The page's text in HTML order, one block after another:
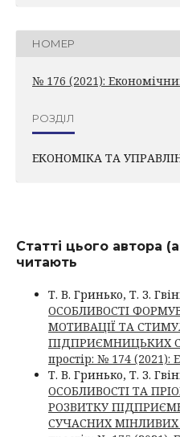
НОМЕР
№ 176 (2021):
РОЗДІЛ
ЕКОНОМІКА ТА
Статті цього автора
читають
Т. В. Гринько, Т. З.
ОСОБЛИВОСТІ
МОТИВАЦІЇ ТА
ПІДПРИЄМНИЦЬКИХ
простір: № 174 (2021):
Т. В. Гринько, Т. З.
ОСОБЛИВОСТІ ТА
РОЗВИТКУ
СУЧАСНИХ